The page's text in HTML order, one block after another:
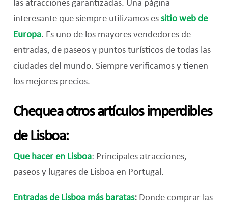
las atracciones garantizadas. Una página
interesante que siempre utilizamos es sitio web de
Europa. Es uno de los mayores vendedores de
entradas, de paseos y puntos turísticos de todas las
ciudades del mundo. Siempre verificamos y tienen
los mejores precios.
Chequea otros artículos imperdibles
de Lisboa:
Que hacer en Lisboa: Principales atracciones,
paseos y lugares de Lisboa en Portugal.
Entradas de Lisboa más baratas:Donde comprar las